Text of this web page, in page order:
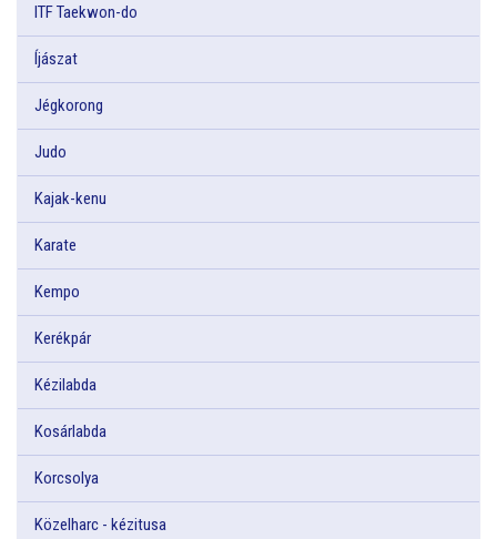
ITF Taekwon-do
Íjászat
Jégkorong
Judo
Kajak-kenu
Karate
Kempo
Kerékpár
Kézilabda
Kosárlabda
Korcsolya
Közelharc - kézitusa